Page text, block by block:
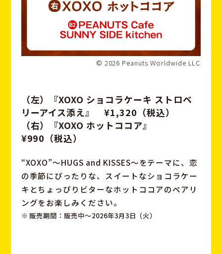
© 2026 Peanuts Worldwide LLC
（左）『XOXO ショコラケーキ ストロベ
リーアイス添え』
¥1,320（税込）
（右）『XOXO ホットココア』
¥990（税込）
“XOXO”～HUGS and KISSES～をテーマに、恋
の季節にぴったりな、 スイートなショコラケー
キとちょっぴりビターなホットココアのペアリ
ングをお楽しみください。
販売期間：販売中〜2026年3月3日（火）